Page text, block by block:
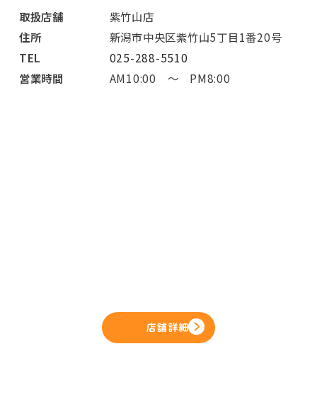
取扱店舗
紫竹山店
住所
新潟市中央区紫竹山5丁目1番20号
TEL
025-288-5510
営業時間
AM10:00 ～ PM8:00
店舗詳細